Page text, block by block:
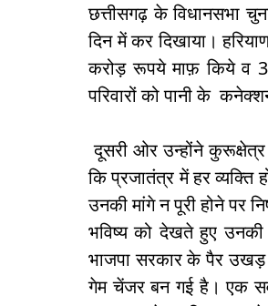
छत्तीसगढ़ के विधानसभा
दिन में कर दिखाया।
करोड़ रूपये माफ़ किये व 3
परिवारों को पानी के
दूसरी ओर उन्होंने कुरूक्षेत्र
कि प्रजातंत्र में हर
उनकी मांगे न पूरी होने पर
भविष्य को देखते हुए
भाजपा सरकार के पैर उखड़
गेम चेंजर बन गई है। एक